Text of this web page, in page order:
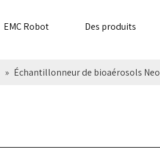
EMC Robot Des produits
» Échantillonneur de bioaérosols Neo